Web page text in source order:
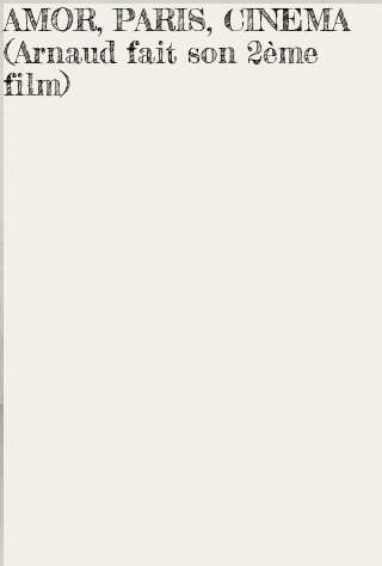
AMOR, PARIS, CINEMA
(Arnaud fait son 2ème
film)